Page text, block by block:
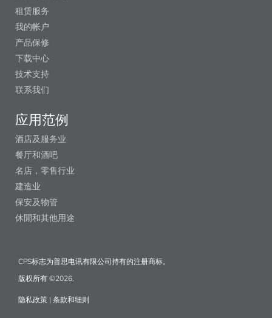
租赁服务
我的帐户
产品保修
下载中心
技术支持
联系我们
应用范例
酒店及服务业
餐厅和酒吧
名店，零售行业
建造业
保安及物管
休閒和其他用途
CPS标志为普思电讯有限公司持有的注册商标。
版权所有 ©2026.
隐私政策 | 条款和细则